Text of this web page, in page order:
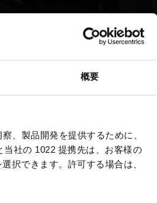
概要
、製品開発を提供するために、
社の 1022 提携先は、お客様の
択できます。 許可する場合は、